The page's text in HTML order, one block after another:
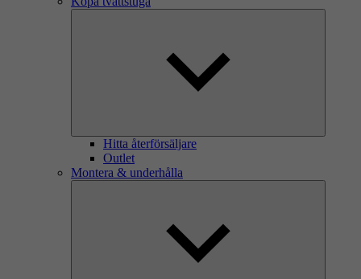
Hitta återförsäljare
Outlet
Montera & underhålla